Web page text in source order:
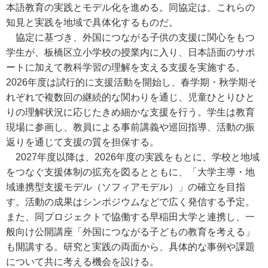
本語教育の実践とモデル化を進める。同協定は、これらの
知見と実践を地域で具体化するものだ。
協定に基づき、外国につながる子供の支援に関心をもつ
学生が、板橋区立小学校の授業内に入り、日本語面のサポ
ートに加えて教科学習の理解を支える支援を実施する。
2026年度は試行的に支援活動を開始し、春学期・秋学期そ
れぞれで複数回の継続的な関わりを通じ、児童ひとりひと
りの理解状況に応じたきめ細かな支援を行う。学生は教育
現場に参画し、教員による事前講義や巡回指導、活動の振
返りを通じて支援の質を担保する。
2027年度以降は、2026年度の実践をもとに、学校と地域
をつなぐ支援体制の拡充を図るとともに、「大学主導・地
域連携型支援モデル（ソフィアモデル）」の確立を目指
す。活動の成果はシンポジウムなどで広く発信する予定。
また、同プロジェクトで協働する早稲田大学と連携し、一
般向け公開講座「外国につながる子どもの教育を考える」
も開講する。研究と実践の両面から、具体的な事例や課題
について共に考える機会を設ける。